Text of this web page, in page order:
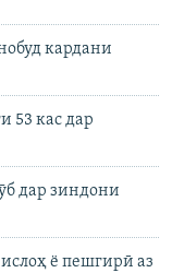
кардани
53 кас дар
дар зиндони
ё пешгирӣ аз